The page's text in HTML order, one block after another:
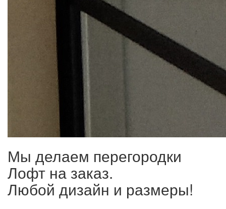
Мы делаем перегородки
Лофт на заказ.
Любой дизайн и размеры!